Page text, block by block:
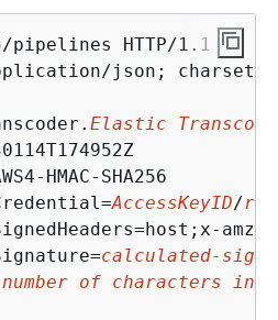
pipelines HTTP/1.1
json;
Elastic
HMAC-SHA256
AccessKeyID/
amz-
calculated-
number of characters in